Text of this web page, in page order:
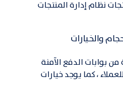
نظام إدارة المنتجات
والخيارات
بوابات الدفع الآمنة
، كما يوجد خيارات